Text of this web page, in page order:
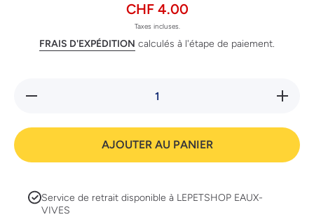
CHF 4.00
Taxes incluses.
FRAIS D'EXPÉDITION calculés à l'étape de paiement.
Réduire
shell
la
Ragout
No. 613
avec
AJOUTER AU PANIER
Service de retrait disponible à LEPETSHOP EAUX-
VIVES